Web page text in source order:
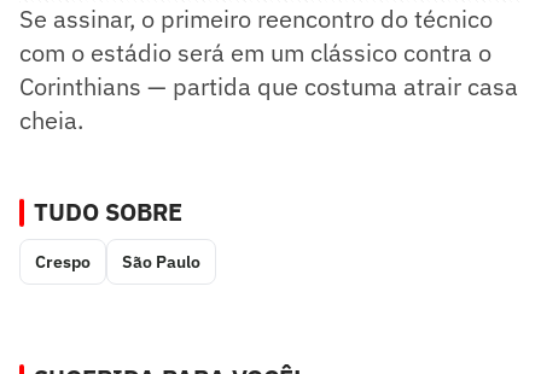
Se assinar, o primeiro reencontro do técnico
com o estádio será em um clássico contra o
Corinthians — partida que costuma atrair casa
cheia.
TUDO SOBRE
Crespo São Paulo